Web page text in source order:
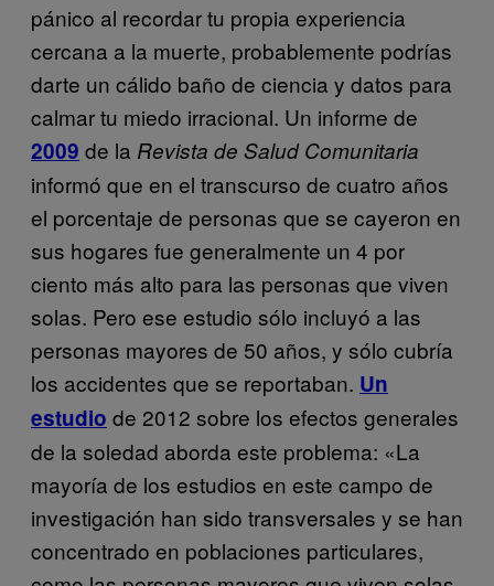
pánico al recordar tu propia experiencia
cercana a la muerte, probablemente podrías
darte un cálido baño de ciencia y datos para
calmar tu miedo irracional. Un informe de
2009 de la Revista de Salud Comunitaria
informó que en el transcurso de cuatro años
el porcentaje de personas que se cayeron en
sus hogares fue generalmente un 4 por
ciento más alto para las personas que viven
solas. Pero ese estudio sólo incluyó a las
personas mayores de 50 años, y sólo cubría
los accidentes que se reportaban. Un
estudio de 2012 sobre los efectos generales
de la soledad aborda este problema: «La
mayoría de los estudios en este campo de
investigación han sido transversales y se han
concentrado en poblaciones particulares,